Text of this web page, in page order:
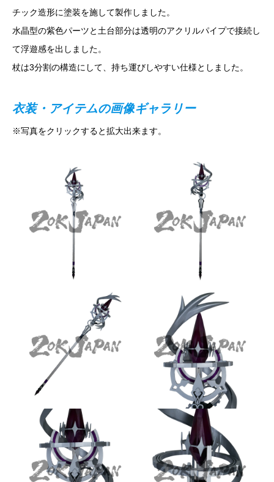
チック造形に塗装を施して製作しました。
水晶型の紫色パーツと土台部分は透明のアクリルパイプで接続し
て浮遊感を出しました。
杖は3分割の構造にして、持ち運びしやすい仕様としました。
衣装・アイテムの画像ギャラリー
※写真をクリックすると拡大出来ます。